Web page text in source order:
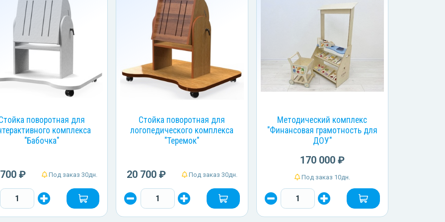
поворотная для
комплекса
"Бабочка"
₽ Под заказ 30дн.
Стойка поворотная для
логопедического комплекса
"Теремок"
20 700 ₽ Под заказ 30дн.
Методический комплекс
"Финансовая грамотность для
ДОУ"
170 000 ₽
Под заказ 10дн.